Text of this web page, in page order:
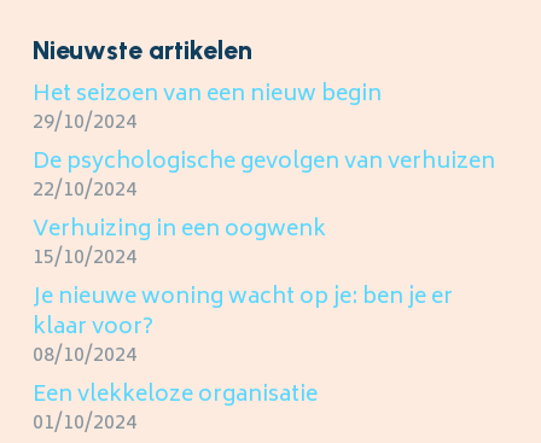
Nieuwste artikelen
Het seizoen van een nieuw begin
29/10/2024
De psychologische gevolgen van verhuizen
22/10/2024
Verhuizing in een oogwenk
15/10/2024
Je nieuwe woning wacht op je: ben je er
klaar voor?
08/10/2024
Een vlekkeloze organisatie
01/10/2024